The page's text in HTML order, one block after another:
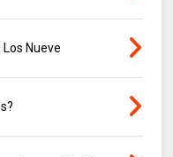
Nueve